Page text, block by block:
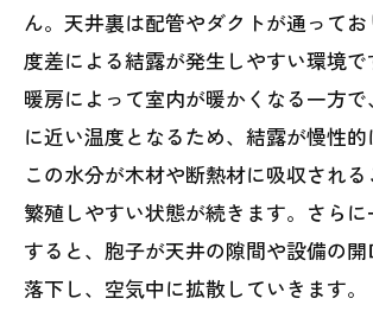
ん。天井裏は配管やダクトが通って
度差による結露が発生しやすい環境
暖房によって室内が暖かくなる一方
に近い温度となるため、結露が慢性的
この水分が木材や断熱材に吸収され
繁殖しやすい状態が続きます。さら
すると、胞子が天井の隙間や設備の
落下し、空気中に拡散していきます。